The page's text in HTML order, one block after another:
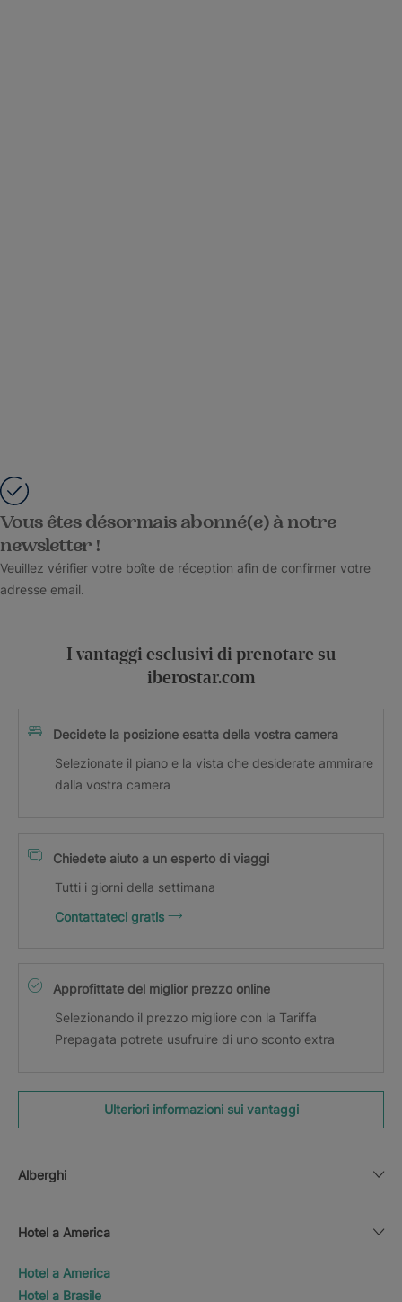
Vous êtes désormais abonné(e) à notre
newsletter !
Veuillez vérifier votre boîte de réception afin de confirmer votre
adresse email.
I vantaggi esclusivi di prenotare su
iberostar.com
Decidete la posizione esatta della vostra camera
Selezionate il piano e la vista che desiderate ammirare
dalla vostra camera
Chiedete aiuto a un esperto di viaggi
Tutti i giorni della settimana
Contattateci gratis
Approfittate del miglior prezzo online
Selezionando il prezzo migliore con la Tariffa
Prepagata potrete usufruire di uno sconto extra
Ulteriori informazioni sui vantaggi
Alberghi
Hotel a America
Hotel a America
Hotel a Brasile